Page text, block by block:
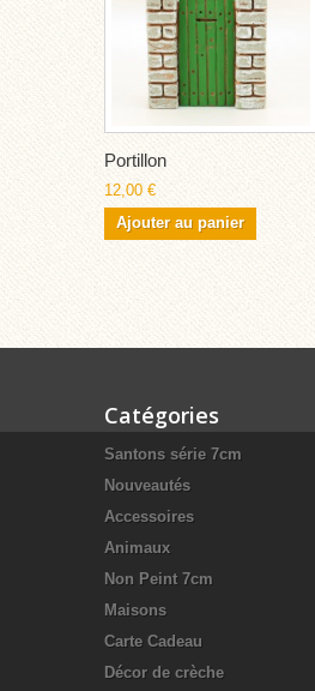
Portillon
12,00 €
Ajouter au panier
Catégories
Santons série 7cm
Nouveautés
Accessoires
Animaux
Non Peint 7cm
Maisons
Carte Cadeau
Décor de crèche